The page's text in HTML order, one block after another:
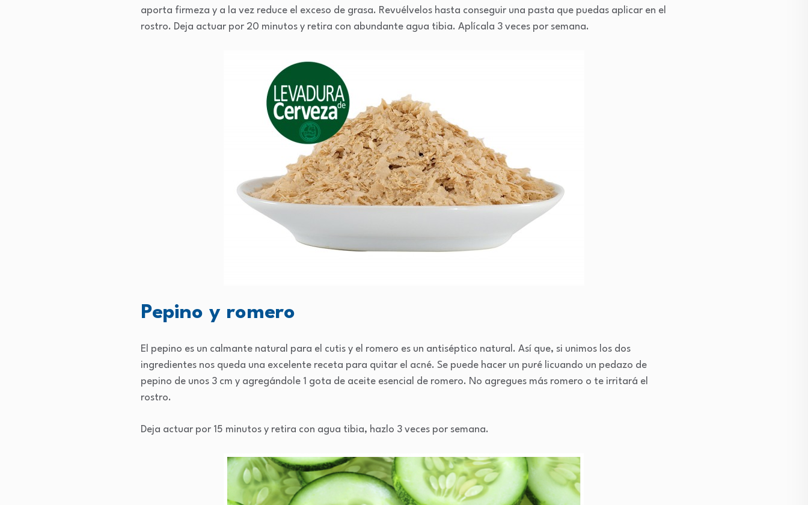
aporta firmeza y a la vez reduce el exceso de grasa. Revuélvelos hasta conseguir una pasta que puedas aplicar en el
rostro. Deja actuar por 20 minutos y retira con abundante agua tibia. Aplícala 3 veces por semana.
Pepino y romero
El pepino es un calmante natural para el cutis y el romero es un antiséptico natural. Así que, si unimos los dos
ingredientes nos queda una excelente receta para quitar el acné. Se puede hacer un puré licuando un pedazo de
pepino de unos 3 cm y agregándole 1 gota de aceite esencial de romero. No agregues más romero o te irritará el
rostro.
Deja actuar por 15 minutos y retira con agua tibia, hazlo 3 veces por semana.